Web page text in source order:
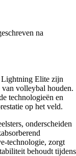
na
Lightning Elite zijn
volleybal houden.
technologieën en
op het veld.
onderscheiden
technologie, zorgt
behoudt tijdens